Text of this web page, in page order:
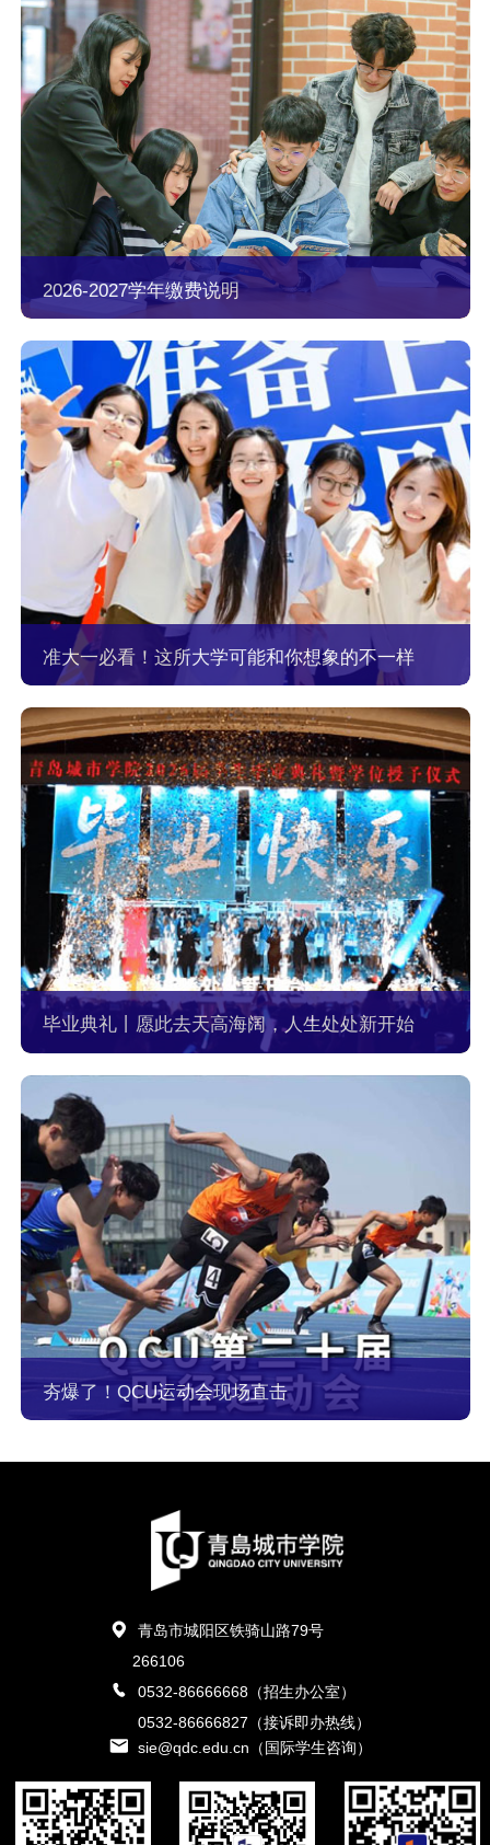
2026-2027学年缴费说明
准大一必看！这所大学可能和你想象的不一样
毕业典礼丨愿此去天高海阔，人生处处新开始
夯爆了！QCU运动会现场直击
青岛市城阳区铁骑山路79号
266106
0532-86666668（招生办公室）
0532-86666827（接诉即办热线）
sie@qdc.edu.cn（国际学生咨询）